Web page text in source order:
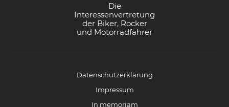
Die
Interessenvertretung
der Biker, Rocker
und Motorradfahrer
Datenschutzerklärung
Impressum
In memoriam